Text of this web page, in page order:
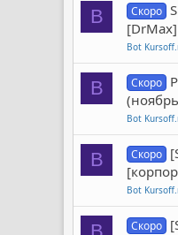
B Скоро
Bot
B Скоро
Bot
B Скоро
Bot
Скоро